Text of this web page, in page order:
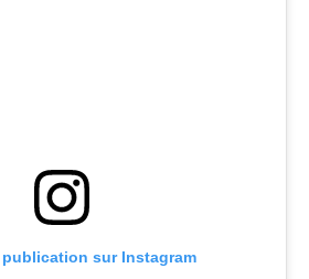
publication sur Instagram